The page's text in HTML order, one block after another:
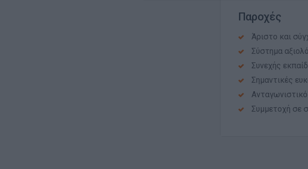
Παροχές
Άριστο και
Σύστημα
Συνεχής
Σημαντικές
Συμμετοχή σε